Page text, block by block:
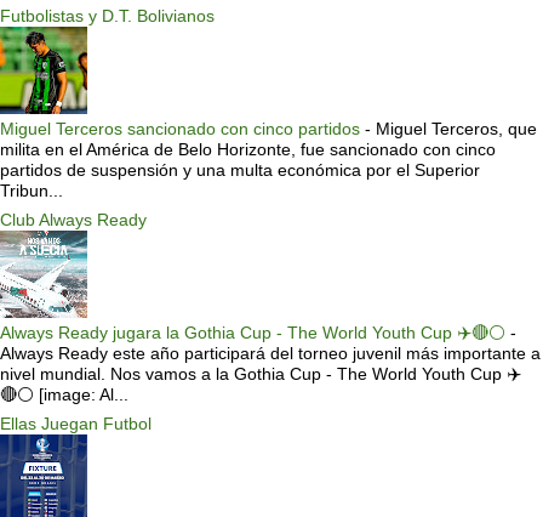
Futbolistas y D.T. Bolivianos
Miguel Terceros sancionado con cinco partidos - Miguel Terceros, que
milita en el América de Belo Horizonte, fue sancionado con cinco
partidos de suspensión y una multa económica por el Superior
Tribun...
Club Always Ready
Always Ready jugara la Gothia Cup - The World Youth Cup ✈️🔴⚪️ -
Always Ready este año participará del torneo juvenil más importante a
nivel mundial. Nos vamos a la Gothia Cup - The World Youth Cup ✈️
🔴⚪️ [image: Al...
Ellas Juegan Futbol